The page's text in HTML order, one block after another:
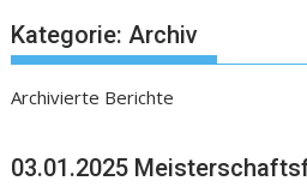
Kategorie:Archiv
Archivierte Berichte
03.01.2025